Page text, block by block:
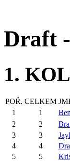
Draft
1.
POŘ. CELKEM
1
1
2
2
3
3
4
4
5
5